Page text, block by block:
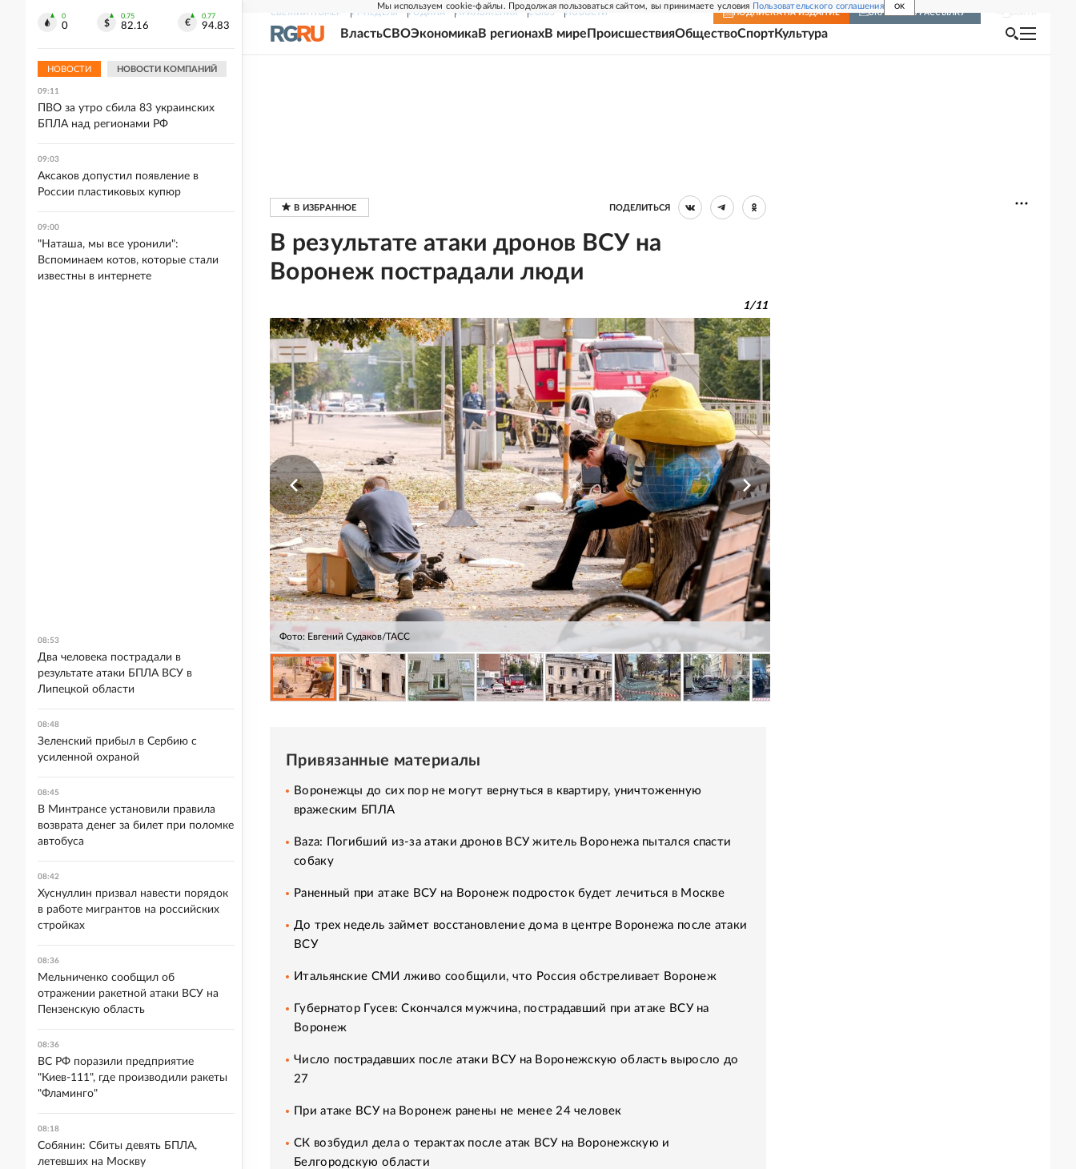
Мы используем cookie-файлы. Продолжая пользоваться сайтом, вы принимаете условия Пользовательского соглашения OK
СВЕЖИЙ НОМЕР РГ-НЕДЕЛЯ РОДИНА ПРИЛОЖЕНИЯ СОЮЗ НОВОСТИ ПОДПИСКА НА ИЗДАНИЕ ВКЛЮЧИТЬ РАССЫЛКУ
ВластьСВОЭкономикаВ регионахВ мире ПроисшествияОбществоСпортКультура
ПОДЕЛИТЬСЯ
В результате атаки дронов ВСУ на
Воронеж пострадали люди
1/11
Фото: Евгений Судаков/ТАСС
Привязанные материалы
Воронежцы до сих пор не могут вернуться в квартиру, уничтоженную
вражеским БПЛА
Baza: Погибший из-за атаки дронов ВСУ житель Воронежа пытался спасти
собаку
Раненный при атаке ВСУ на Воронеж подросток будет лечиться в Москве
До трех недель займет восстановление дома в центре Воронежа после атаки
ВСУ
Итальянские СМИ лживо сообщили, что Россия обстреливает Воронеж
Губернатор Гусев: Скончался мужчина, пострадавший при атаке ВСУ на
Воронеж
Число пострадавших после атаки ВСУ на Воронежскую область выросло до
27
При атаке ВСУ на Воронеж ранены не менее 24 человек
СК возбудил дела о терактах после атак ВСУ на Воронежскую и
Белгородскую области
0
0
0.75
82.16
0.77
94.83
НОВОСТИ НОВОСТИ КОМПАНИЙ
Под Тюменью самосвал обрушил
09:11
ПВО за утро сбила 83 украинских
БПЛА над регионами РФ
09:03
Аксаков допустил появление в
России пластиковых купюр
09:00
"Наташа, мы все уронили":
Вспоминаем котов, которые стали
известны в интернете
08:53
Два человека пострадали в
результате атаки БПЛА ВСУ в
Липецкой области
08:48
Зеленский прибыл в Сербию с
усиленной охраной
08:45
В Минтрансе установили правила
возврата денег за билет при поломке
автобуса
08:42
Хуснуллин призвал навести порядок
в работе мигрантов на российских
стройках
08:36
Мельниченко сообщил об
отражении ракетной атаки ВСУ на
Пензенскую область
08:36
ВС РФ поразили предприятие
"Киев-111", где производили ракеты
"Фламинго"
08:18
Собянин: Сбиты девять БПЛА,
летевших на Москву